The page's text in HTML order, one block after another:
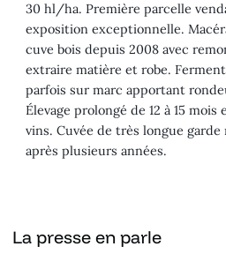
30 hl/ha. Première parcelle
exposition exceptionnelle.
cuve bois depuis 2008 avec
extraire matière et robe.
parfois sur marc apportant
Élevage prolongé de 12 à 15 mois
vins. Cuvée de très longue
après plusieurs années.
La presse en parle